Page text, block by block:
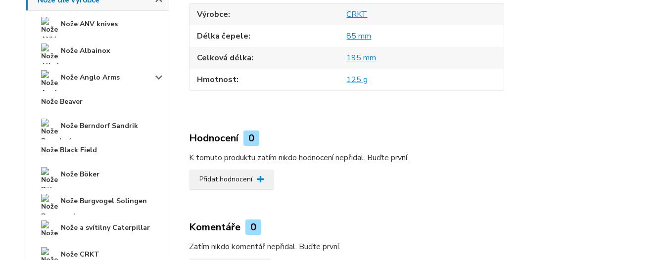
Nože ANV knives
Nože Albainox
Nože Anglo Arms
Nože Beaver
Nože Berndorf Sandrik
Nože Black Field
Nože Böker
Nože Burgvogel Solingen
Nože a svítilny Caterpillar
Nože CRKT
Výrobce
CRKT
Délka čepele
85 mm
Celková délka
195 mm
Hmotnost
125 g
Hodnocení 0
K tomuto produktu zatím nikdo hodnocení nepřidal. Buďte první.
Přidat hodnocení
Komentáře 0
Zatím nikdo komentář nepřidal. Buďte první.